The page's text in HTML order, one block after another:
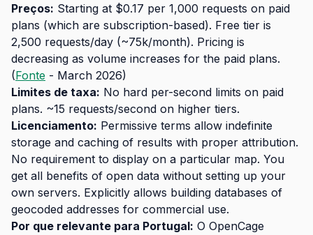
Preços: Starting at $0.17 per 1,000 requests on paid
plans (which are subscription-based). Free tier is
2,500 requests/day (~75k/month). Pricing is
decreasing as volume increases for the paid plans.
(Fonte - March 2026)
Limites de taxa: No hard per-second limits on paid
plans. ~15 requests/second on higher tiers.
Licenciamento: Permissive terms allow indefinite
storage and caching of results with proper attribution.
No requirement to display on a particular map. You
get all benefits of open data without setting up your
own servers. Explicitly allows building databases of
geocoded addresses for commercial use.
Por que relevante para Portugal: O OpenCage